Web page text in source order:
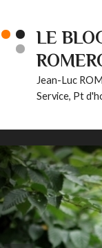
LE
Jean-Luc
Service, Pt